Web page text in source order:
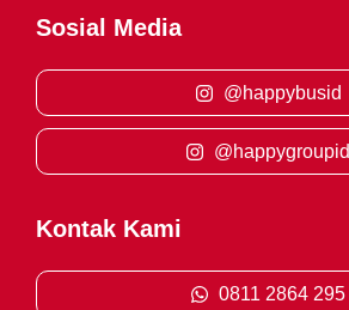
Sosial Media
@happybusid
@happygroupid
Kontak Kami
0811 2864 295